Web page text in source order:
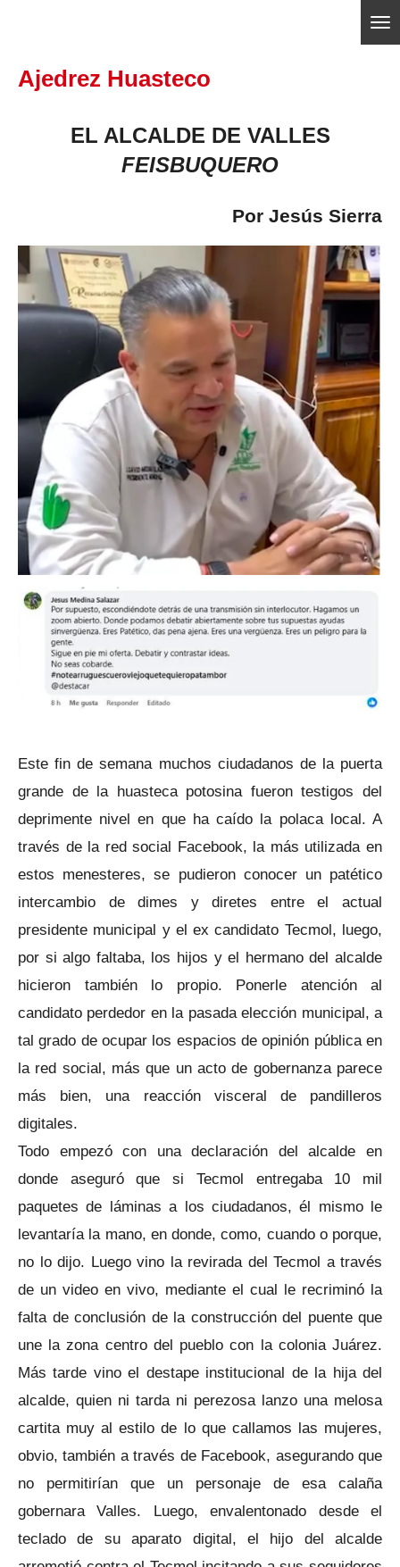
contenido
Ajedrez Huasteco
EL ALCALDE DE VALLES
FEISBUQUERO
Por Jesús Sierra
Este fin de semana muchos ciudadanos de la puerta
grande de la huasteca potosina fueron testigos del
deprimente nivel en que ha caído la polaca local. A
través de la red social Facebook, la más utilizada en
estos menesteres, se pudieron conocer un patético
intercambio de dimes y diretes entre el actual
presidente municipal y el ex candidato Tecmol, luego,
por si algo faltaba, los hijos y el hermano del alcalde
hicieron también lo propio. Ponerle atención al
candidato perdedor en la pasada elección municipal, a
tal grado de ocupar los espacios de opinión pública en
la red social, más que un acto de gobernanza parece
más bien, una reacción visceral de pandilleros
digitales.
Todo empezó con una declaración del alcalde en
donde aseguró que si Tecmol entregaba 10 mil
paquetes de láminas a los ciudadanos, él mismo le
levantaría la mano, en donde, como, cuando o porque,
no lo dijo. Luego vino la revirada del Tecmol a través
de un video en vivo, mediante el cual le recriminó la
falta de conclusión de la construcción del puente que
une la zona centro del pueblo con la colonia Juárez.
Más tarde vino el destape institucional de la hija del
alcalde, quien ni tarda ni perezosa lanzo una melosa
cartita muy al estilo de lo que callamos las mujeres,
obvio, también a través de Facebook, asegurando que
no permitirían que un personaje de esa calaña
gobernara Valles. Luego, envalentonado desde el
teclado de su aparato digital, el hijo del alcalde